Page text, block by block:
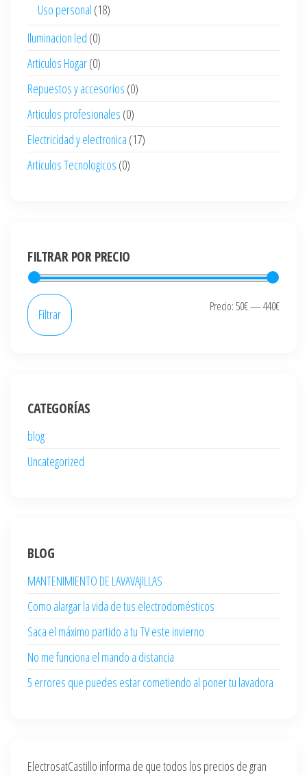
Uso personal (18)
Iluminacion led (0)
Articulos Hogar(0)
Repuestos y accesorios (0)
Articulos profesionales (0)
Electricidad y electronica (17)
Articulos Tecnologicos (0)
FILTRAR POR PRECIO
Precio
Precio
Filtrar Precio: 50€—440€
CATEGORÍAS
blog
Uncategorized
BLOG
MANTENIMIENTO DE LAVAVAJILLAS
Como alargar la vida de tus electrodomésticos
Saca el máximo partido a tu TV este invierno
No me funciona el mando a distancia
5 errores que puedes estar cometiendo al poner tu lavadora
ElectrosatCastillo informa de que todos los precios de gran